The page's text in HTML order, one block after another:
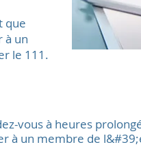
que
à un
le 111.
vous à heures
à un membre de